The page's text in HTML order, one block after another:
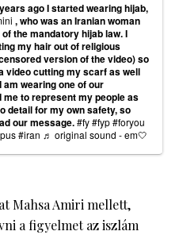
ago I started wearing hijab,
, who was an Iranian woman
the mandatory hijab law. I
my hair out of religious
version of the video) so
video cutting my scarf as well
wearing one of our
to represent my people as
detail for my own safety, so
our message.#fy#fyp#foryou
#iran ♬ original sound - em🤍
Mahsa Amiri mellett,
a figyelmet az iszlám